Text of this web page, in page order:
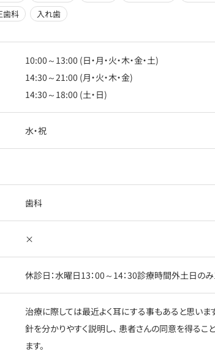
歯科
入れ歯
10:00～13:00 (日・月・火・木・金・土)
14:30～21:00 (月・火・木・金)
14:30～18:00 (土・日)
水・祝
歯科
×
休診日：水曜日13：00～14：30診療時間外土日のみ
治療に際しては最近よく耳にする事もあると思いま
針を分かりやすく説明し、 患者さんの同意を得るこ
ます。